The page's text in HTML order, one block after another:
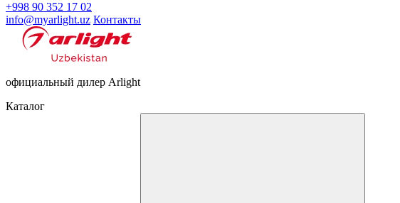
+998 90 352 17 02
info@myarlight.uz Контакты
официальный дилер Arlight
Каталог